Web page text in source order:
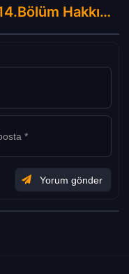
All American : 4.Sezon 14.Bölüm Hakkında Yorumlar